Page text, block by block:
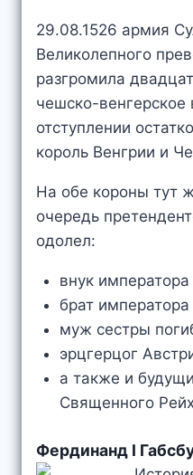
29.08.1526 армия
Великолепного
разгромила
чешско-венгерское
отступлении
король Венгрии и
На обе короны тут
очередь
одолел:
внук
брат императора
муж сестры
эрцгерцог
а также и
Священного
Фердинанд I